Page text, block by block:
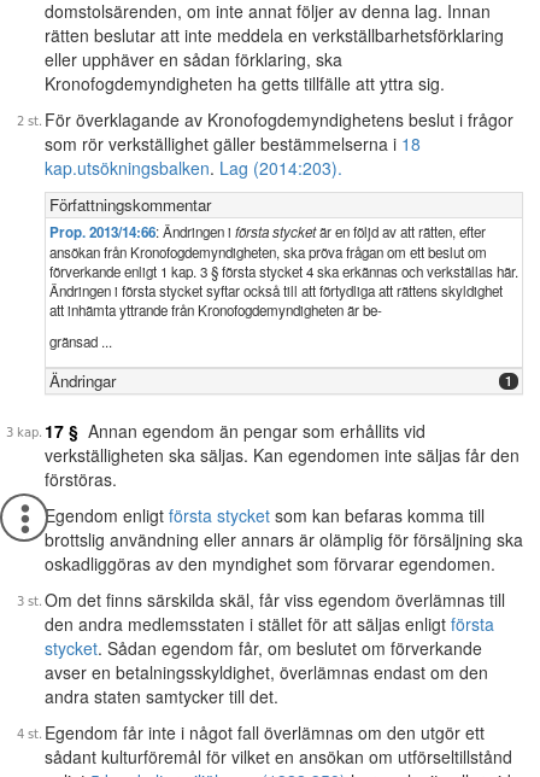
domstolsärenden, om inte annat följer av denna lag. Innan
rätten beslutar att inte meddela en verkställbarhetsförklaring
eller upphäver en sådan förklaring, ska
Kronofogdemyndigheten ha getts tillfälle att yttra sig.
För överklagande av Kronofogdemyndighetens beslut i frågor
som rör verkställighet gäller bestämmelserna i 18
kap.utsökningsbalken. Lag (2014:203).
Författningskommentar
Prop. 2013/14:66: Ändringen i första stycketär en följd av att rätten, efter
ansökan från Kronofogdemyndigheten, ska pröva frågan om ett beslut om
förverkande enligt 1 kap. 3 § första stycket 4 ska erkännas och verkställas här.
Ändringen i första stycket syftar också till att förtydliga att rättens skyldighet
att inhämta yttrande från Kronofogdemyndigheten är be-
gränsad ...
Ändringar 1
17 § Annan egendom än pengar som erhållits vid
verkställigheten ska säljas. Kan egendomen inte säljas får den
förstöras.
Egendom enligt första stycket som kan befaras komma till
brottslig användning eller annars är olämplig för försäljning ska
oskadliggöras av den myndighet som förvarar egendomen.
Om det finns särskilda skäl, får viss egendom överlämnas till
den andra medlemsstaten i stället för att säljas enligt första
stycket. Sådan egendom får, om beslutet om förverkande
avser en betalningsskyldighet, överlämnas endast om den
andra staten samtycker till det.
Egendom får inte i något fall överlämnas om den utgör ett
sådant kulturföremål för vilket en ansökan om utförseltillstånd